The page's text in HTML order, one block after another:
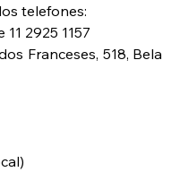
telefones:
11 2925 1157
Franceses, 518, Bela